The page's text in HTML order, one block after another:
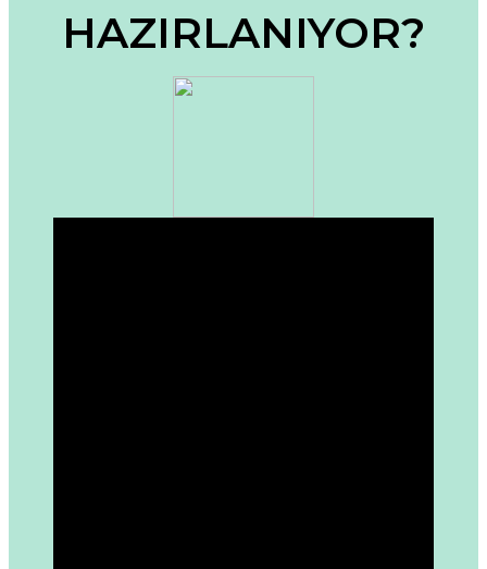
Ürün fiyatı diğer sitelerden daha pahalı.
Bu ürüne benzer farklı alternatifler olmalı.
HAZIRLANIYOR?